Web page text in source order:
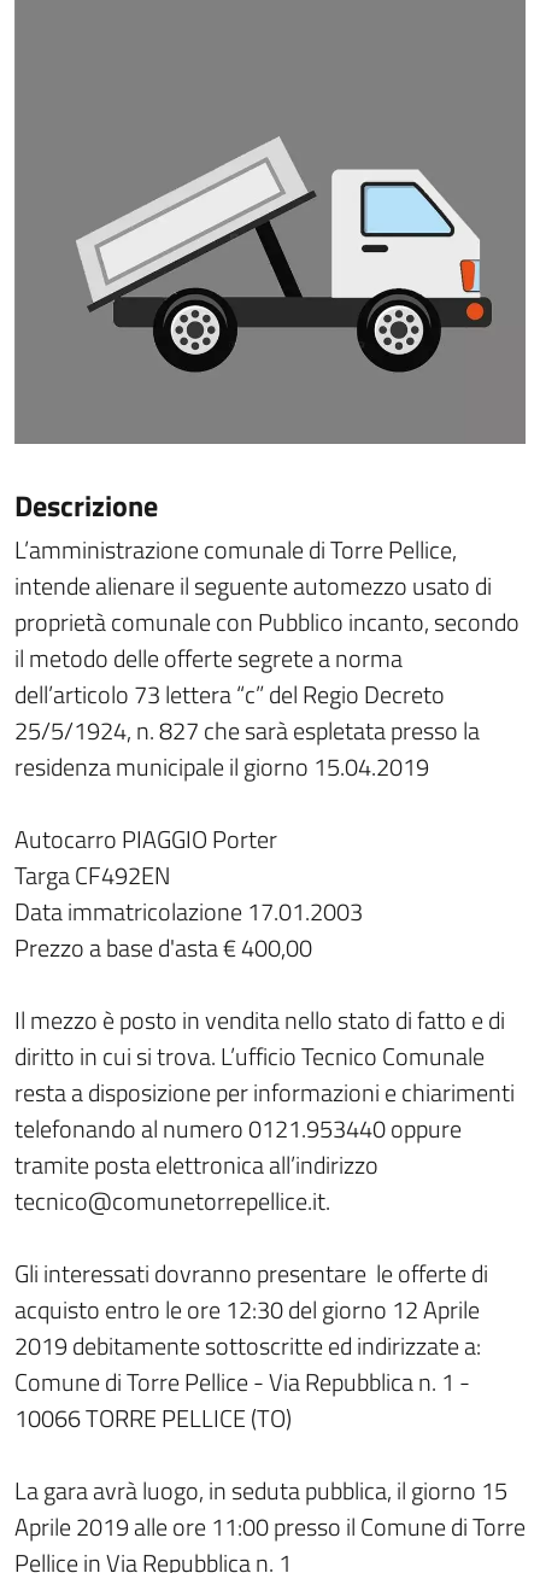
Descrizione
L’amministrazione comunale di Torre Pellice,
intende alienare il seguente automezzo usato di
proprietà comunale con Pubblico incanto, secondo
il metodo delle offerte segrete a norma
dell’articolo 73 lettera “c” del Regio Decreto
25/5/1924, n. 827 che sarà espletata presso la
residenza municipale il giorno 15.04.2019
Autocarro PIAGGIO Porter
Targa CF492EN
Data immatricolazione 17.01.2003
Prezzo a base d'asta € 400,00
Il mezzo è posto in vendita nello stato di fatto e di
diritto in cui si trova. L’ufficio Tecnico Comunale
resta a disposizione per informazioni e chiarimenti
telefonando al numero 0121.953440 oppure
tramite posta elettronica all’indirizzo
tecnico@comunetorrepellice.it.
Gli interessati dovranno presentare le offerte di
acquisto entro le ore 12:30 del giorno 12 Aprile
2019 debitamente sottoscritte ed indirizzate a:
Comune di Torre Pellice - Via Repubblica n. 1 -
10066 TORRE PELLICE (TO)
La gara avrà luogo, in seduta pubblica, il giorno 15
Aprile 2019 alle ore 11:00 presso il Comune di Torre
Pellice in Via Repubblica n. 1